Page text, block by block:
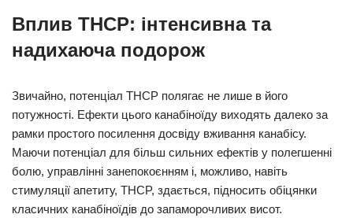
Вплив THCP: інтенсивна та
надихаюча подорож
Звичайно, потенціал THCP полягає не лише в його
потужності. Ефекти цього канабіноїду виходять далеко за
рамки простого посилення досвіду вживання канабісу.
Маючи потенціал для більш сильних ефектів у полегшенні
болю, управлінні занепокоєнням і, можливо, навіть
стимуляції апетиту, THCP, здається, підносить обіцянки
класичних канабіноїдів до запаморочливих висот.